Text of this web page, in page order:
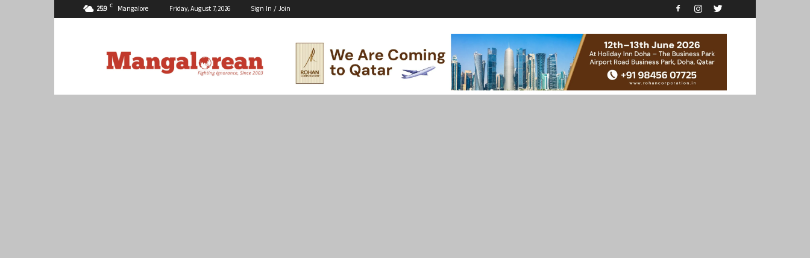
25.9 C Mangalore Friday, August 7, 2026 Sign In / Join